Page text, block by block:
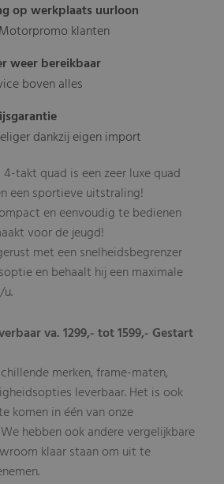
op werkplaats uurloon
klanten
weer bereikbaar
boven alles
dankzij eigen import
4-takt quad is een zeer luxe quad
een sportieve uitstraling!
en eenvoudig te bedienen
voor de jeugd!
met een snelheidsbegrenzer
en behaalt hij een maximale
va. 1299,- tot 1599,- Gestart
merken, frame-maten,
leverbaar. Het is ook
komen in één van onze
hebben ook andere vergelijkbare
klaar staan om uit te